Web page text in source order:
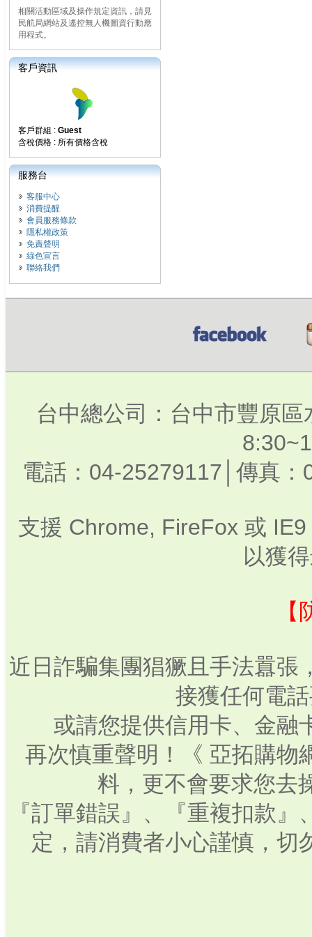
相關活動區域及操作規定資訊，請見
民航局網站及遙控無人機圖資行動應
用程式。
客戶資訊
客戶群組 : Guest
含稅價格 : 所有價格含稅
服務台
客服中心
消費提醒
會員服務條款
隱私權政策
免責聲明
綠色宣言
聯絡我們
台中總公司：台中市豐原
電話：04-25279117│傳真
支援 Chrome, FireFox 或
以獲
近日詐騙集團猖獗且手法囂張
接獲任何電
或請您提供信用卡、金融
再次慎重聲明！《 亞拓購物
料，更不會要求您去
『訂單錯誤』、『重複扣款
定，請消費者小心謹慎，切